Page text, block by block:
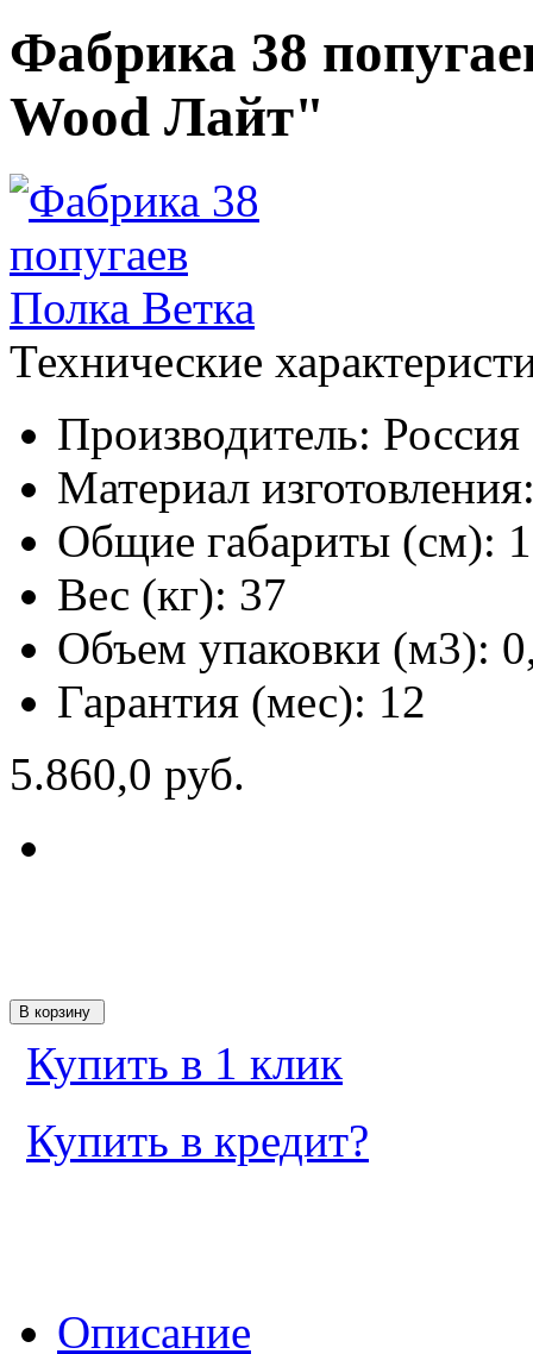
Фабрика 38
Wood Лайт"
Технические
Производитель: Россия
Материал
Общие габариты (см):
Вес (кг): 37
Объем упаковки (м3):
Гарантия (мес): 12
5.860,0 руб.
Купить в 1 клик
Купить в кредит?
Описание